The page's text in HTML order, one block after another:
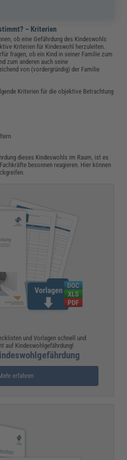
– Kriterien
ob eine Gefährdung des Kindeswohls
Kriterien für Kindeswohl herzuleiten.
fragen, ob ein Kind in seiner Familie zum
zum anderen auch seine
von (vordergründig) der Familie
Kriterien für die objektive Betrachtung
dieses Kindeswohls im Raum, ist es
besonnen reagieren. Hier können
und Vorlagen schnell und
auf Kindeswohlgefährdung!
erfahren